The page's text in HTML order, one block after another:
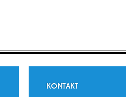
KONTAKT